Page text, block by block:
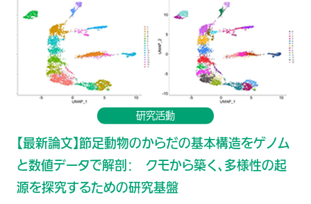
研究活動
【最新論文】節足動物のからだの基本構造をゲノム
と数値データで解剖： クモから築く、多様性の起
源を探究するための研究基盤